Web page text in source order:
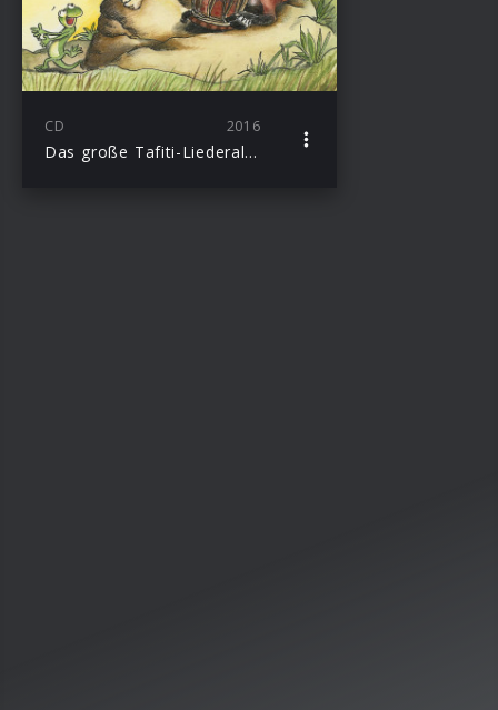
CD 2016
Das große Tafiti-Liederalbum